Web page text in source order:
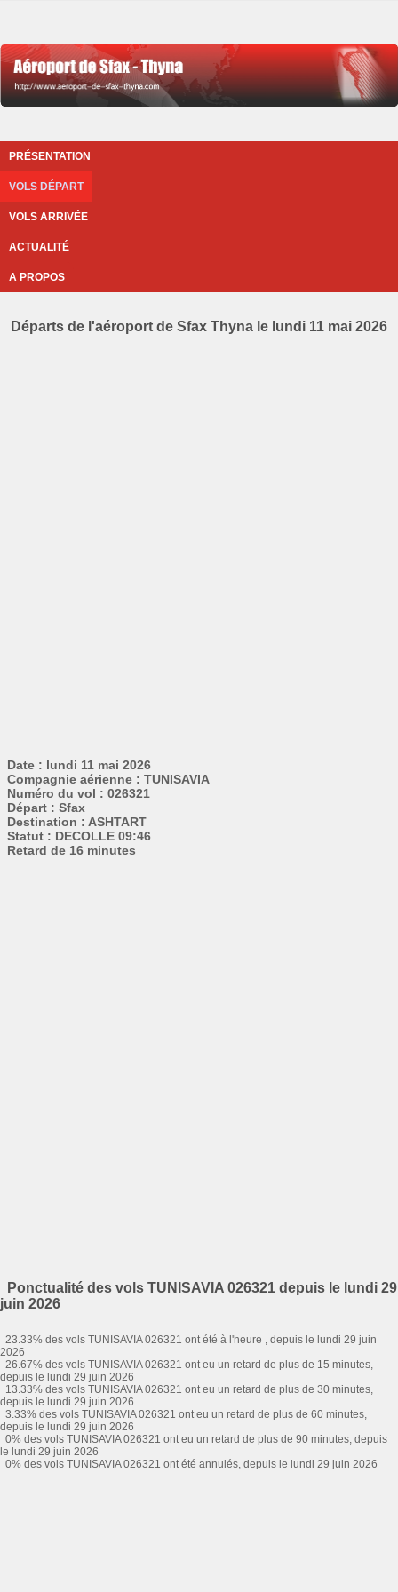
PRÉSENTATION
VOLS DÉPART
VOLS ARRIVÉE
ACTUALITÉ
A PROPOS
Départs de l'aéroport de Sfax Thyna le lundi 11 mai 2026
Date : lundi 11 mai 2026
Compagnie aérienne : TUNISAVIA
Numéro du vol : 026321
Départ : Sfax
Destination : ASHTART
Statut : DECOLLE 09:46
Retard de 16 minutes
Ponctualité des vols TUNISAVIA 026321 depuis le lundi 29
juin 2026
23.33% des vols TUNISAVIA 026321 ont été à l'heure , depuis le lundi 29 juin
2026
26.67% des vols TUNISAVIA 026321 ont eu un retard de plus de 15 minutes,
depuis le lundi 29 juin 2026
13.33% des vols TUNISAVIA 026321 ont eu un retard de plus de 30 minutes,
depuis le lundi 29 juin 2026
3.33% des vols TUNISAVIA 026321 ont eu un retard de plus de 60 minutes,
depuis le lundi 29 juin 2026
0% des vols TUNISAVIA 026321 ont eu un retard de plus de 90 minutes, depuis
le lundi 29 juin 2026
0% des vols TUNISAVIA 026321 ont été annulés, depuis le lundi 29 juin 2026